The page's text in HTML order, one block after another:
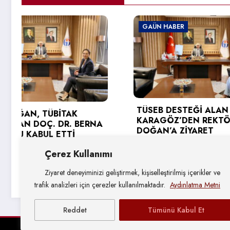
Çerez Kullanımı
Ziyaret deneyiminizi geliştirmek, kişiselleştirilmiş içerikler ve
trafik analizleri için çerezler kullanılmaktadır. Aydınlatma Metni
Reddet Tümünü Kabul Et
GAÜN HABER
TÜSEB DESTEĞİ ALAN PROF. DR.
KARAGÖZ’DEN REKTÖR
DOĞAN’A ZİYARET
3 Ağustos 2026
GAÜN
GAÜN